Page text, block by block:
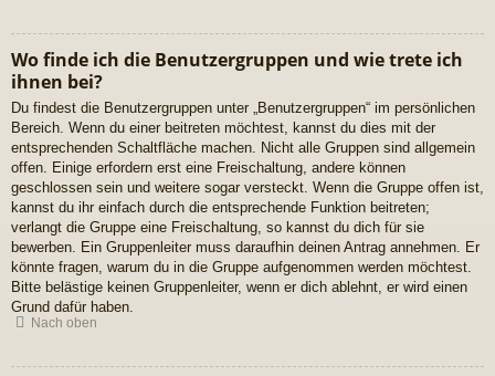
Wo finde ich die Benutzergruppen und wie trete ich
ihnen bei?
Du findest die Benutzergruppen unter „Benutzergruppen“ im persönlichen
Bereich. Wenn du einer beitreten möchtest, kannst du dies mit der
entsprechenden Schaltfläche machen. Nicht alle Gruppen sind allgemein
offen. Einige erfordern erst eine Freischaltung, andere können
geschlossen sein und weitere sogar versteckt. Wenn die Gruppe offen ist,
kannst du ihr einfach durch die entsprechende Funktion beitreten;
verlangt die Gruppe eine Freischaltung, so kannst du dich für sie
bewerben. Ein Gruppenleiter muss daraufhin deinen Antrag annehmen. Er
könnte fragen, warum du in die Gruppe aufgenommen werden möchtest.
Bitte belästige keinen Gruppenleiter, wenn er dich ablehnt, er wird einen
Grund dafür haben.
Nach oben